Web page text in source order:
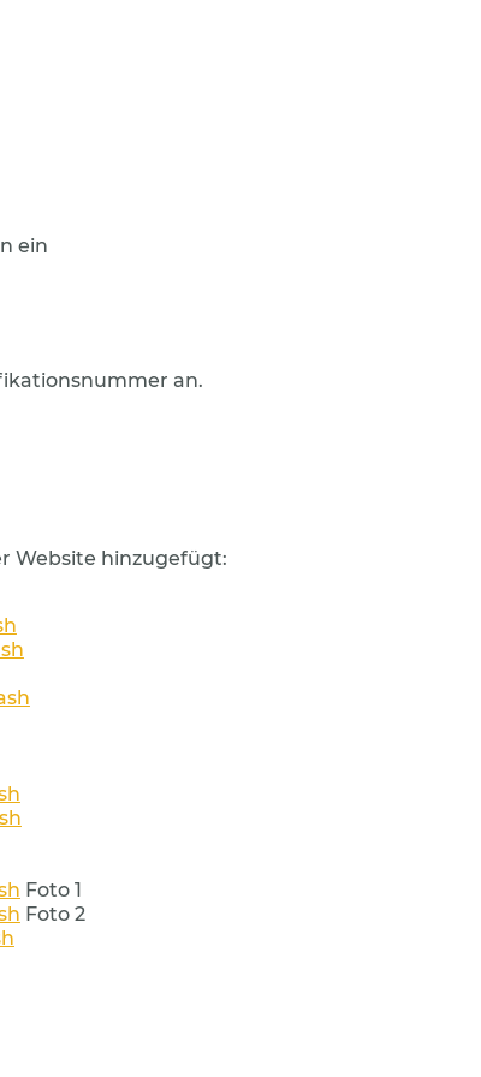
ein
an.
Website hinzugefügt:
Foto 1
Foto 2